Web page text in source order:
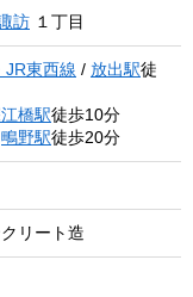
訪 １丁目
JR東西線 / 放出駅徒
橋駅徒歩10分
鴫野駅徒歩20分
リート造